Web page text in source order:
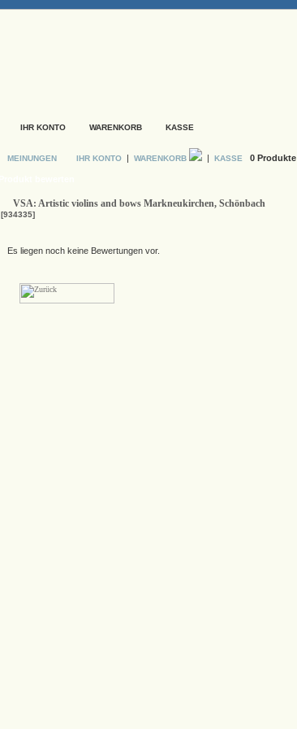
IHR KONTO WARENKORB KASSE
MEINUNGEN IHR KONTO | WARENKORB | KASSE 0 Produkte
VSA: Artistic violins and bows Markneukirchen, Schönbach
[934335]
Es liegen noch keine Bewertungen vor.